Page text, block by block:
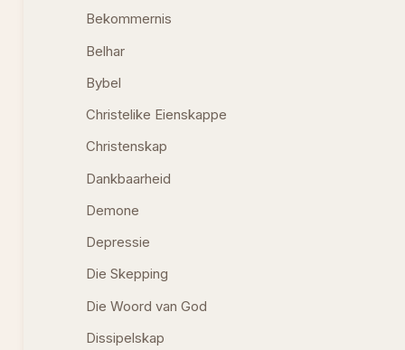
Bekommernis
Belhar
Bybel
Christelike Eienskappe
Christenskap
Dankbaarheid
Demone
Depressie
Die Skepping
Die Woord van God
Dissipelskap